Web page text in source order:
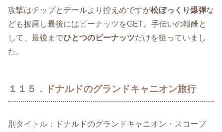
攻撃はチップとデールより控えめですが松ぼっくり爆弾な
ども披露し最後にはピーナッツをGET。手伝いの報酬と
して、最後までひとつのピーナッツだけを狙っていまし
た。
１１５．ドナルドのグランドキャニオン旅行
別タイトル：ドナルドのグランドキャニオン・スコープ